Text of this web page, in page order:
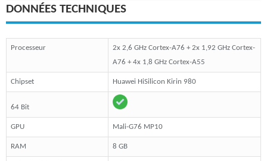
DONNÉES TECHNIQUES
Processeur
2x 2,6 GHz Cortex-A76 + 2x 1,92 GHz Cortex-
A76 + 4x 1,8 GHz Cortex-A55
Chipset Huawei HiSilicon Kirin 980
64 Bit
GPU Mali-G76 MP10
RAM 8 GB